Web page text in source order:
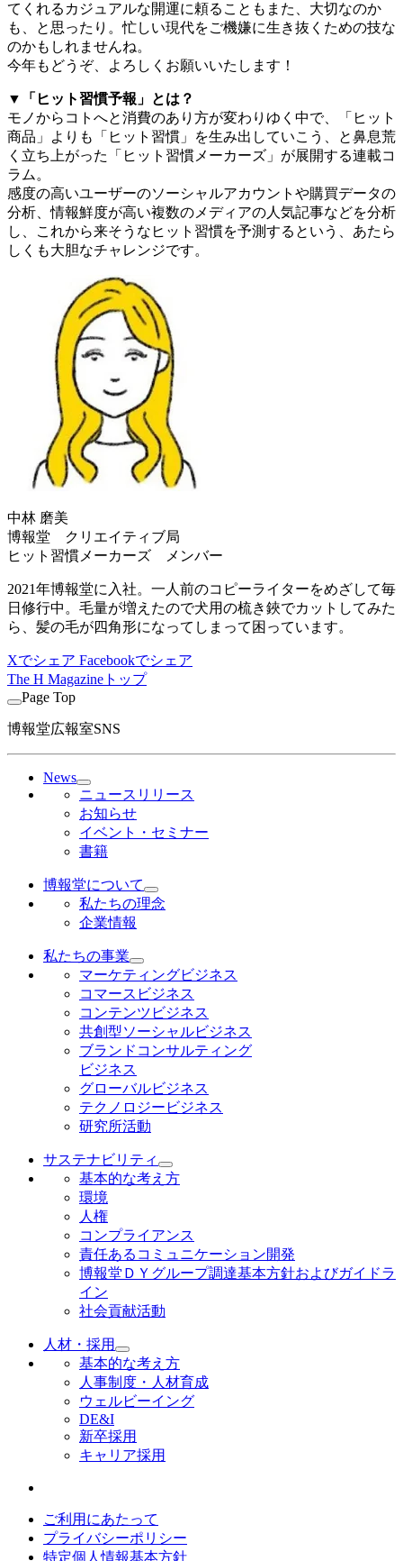
てくれるカジュアルな開運に頼ることもまた、大切なのか
も、と思ったり。忙しい現代をご機嫌に生き抜くための技な
のかもしれませんね。
今年もどうぞ、よろしくお願いいたします！
▼「ヒット習慣予報」とは？
モノからコトへと消費のあり方が変わりゆく中で、「ヒット
商品」よりも「ヒット習慣」を生み出していこう、と鼻息荒
く立ち上がった「ヒット習慣メーカーズ」が展開する連載コ
ラム。
感度の高いユーザーのソーシャルアカウントや購買データの
分析、情報鮮度が高い複数のメディアの人気記事などを分析
し、これから来そうなヒット習慣を予測するという、あたら
しくも大胆なチャレンジです。
中林 磨美
博報堂 クリエイティブ局
ヒット習慣メーカーズ メンバー
2021年博報堂に入社。一人前のコピーライターをめざして毎
日修行中。毛量が増えたので犬用の梳き鋏でカットしてみた
ら、髪の毛が四角形になってしまって困っています。
Xでシェア Facebookでシェア
The H Magazineトップ
Page Top
博報堂広報室SNS
News
ニュースリリース
お知らせ
イベント・セミナー
書籍
博報堂について
私たちの理念
企業情報
私たちの事業
マーケティングビジネス
コマースビジネス
コンテンツビジネス
共創型ソーシャルビジネス
ブランドコンサルティング
ビジネス
グローバルビジネス
テクノロジービジネス
研究所活動
サステナビリティ
基本的な考え方
環境
人権
コンプライアンス
責任あるコミュニケーション開発
博報堂ＤＹグループ調達基本方針およびガイドラ
イン
社会貢献活動
人材・採用
基本的な考え方
人事制度・人材育成
ウェルビーイング
DE&I
新卒採用
キャリア採用
ご利用にあたって
プライバシーポリシー
特定個人情報基本方針